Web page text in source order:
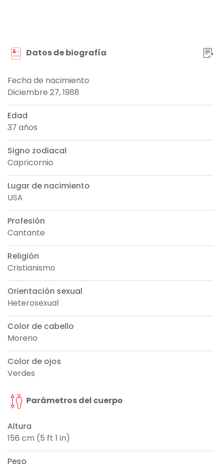
Datos de biografía
Fecha de nacimiento
Diciembre 27, 1988
Edad
37 años
Signo zodiacal
Capricornio
Lugar de nacimiento
USA
Profesión
Cantante
Religión
Cristianismo
Orientación sexual
Heterosexual
Color de cabello
Moreno
Color de ojos
Verdes
Parámetros del cuerpo
Altura
156 cm (5 ft 1 in)
Peso